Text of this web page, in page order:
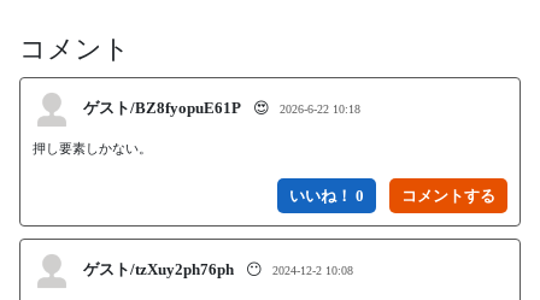
コメント
ゲスト/BZ8fyopuE61P 😍 2026-6-22 10:18
押し要素しかない。
いいね！ 0
ゲスト/tzXuy2ph76ph 😶 2024-12-2 10:08